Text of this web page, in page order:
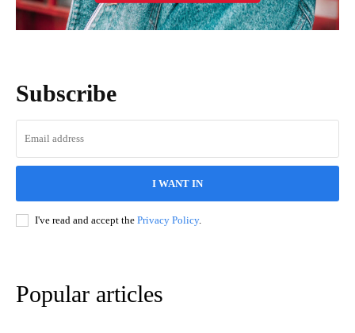
Subscribe
I WANT IN
I've read and accept the Privacy Policy.
Popular articles